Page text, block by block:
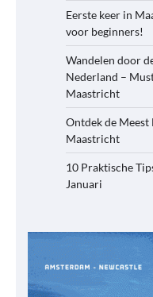
Eerste keer in
voor beginners!
Wandelen door
Nederland –
Maastricht
Ontdek de
Maastricht
10 Praktische
Januari